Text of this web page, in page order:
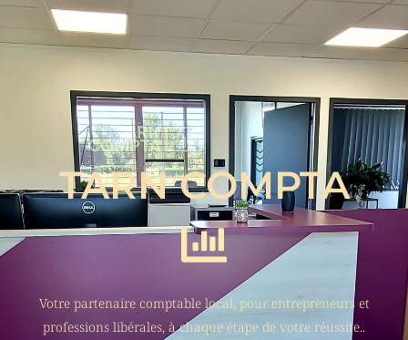
TARN COMPTA
Votre partenaire comptable local, pour entrepreneurs et
professions libérales, à chaque étape de votre réussite..